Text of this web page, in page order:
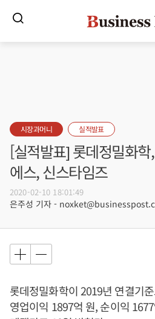
시장과머니 실적발표
[실적발표] 롯데정밀화
에스, 신스타임즈
2020-02-10 18:01:49
은주성 기자 -
롯데정밀화학이 2019년 연결기
영업이익 1897억 원, 순이익